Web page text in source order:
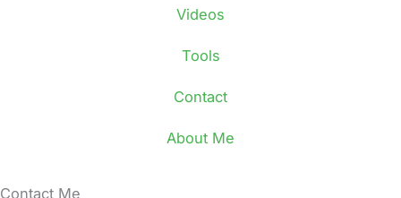
Videos
Tools
Contact
About Me
Contact Me